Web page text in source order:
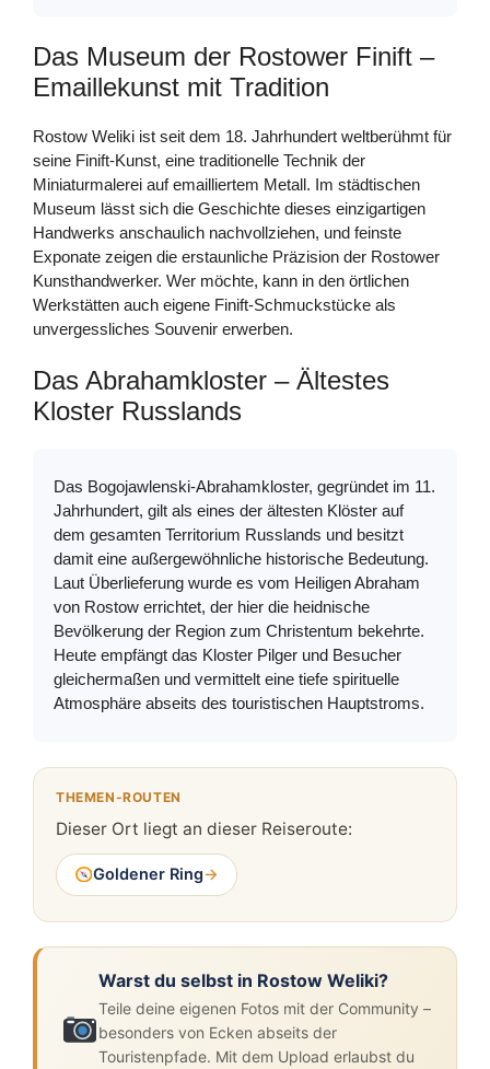
Das Museum der Rostower Finift –
Emaillekunst mit Tradition
Rostow Weliki ist seit dem 18. Jahrhundert weltberühmt für
seine Finift-Kunst, eine traditionelle Technik der
Miniaturmalerei auf emailliertem Metall. Im städtischen
Museum lässt sich die Geschichte dieses einzigartigen
Handwerks anschaulich nachvollziehen, und feinste
Exponate zeigen die erstaunliche Präzision der Rostower
Kunsthandwerker. Wer möchte, kann in den örtlichen
Werkstätten auch eigene Finift-Schmuckstücke als
unvergessliches Souvenir erwerben.
Das Abrahamkloster – Ältestes
Kloster Russlands
Das Bogojawlenski-Abrahamkloster, gegründet im 11.
Jahrhundert, gilt als eines der ältesten Klöster auf
dem gesamten Territorium Russlands und besitzt
damit eine außergewöhnliche historische Bedeutung.
Laut Überlieferung wurde es vom Heiligen Abraham
von Rostow errichtet, der hier die heidnische
Bevölkerung der Region zum Christentum bekehrte.
Heute empfängt das Kloster Pilger und Besucher
gleichermaßen und vermittelt eine tiefe spirituelle
Atmosphäre abseits des touristischen Hauptstroms.
THEMEN-ROUTEN
Dieser Ort liegt an dieser Reiseroute:
Goldener Ring→
Warst du selbst in Rostow Weliki?
Teile deine eigenen Fotos mit der Community –
besonders von Ecken abseits der
Touristenpfade. Mit dem Upload erlaubst du